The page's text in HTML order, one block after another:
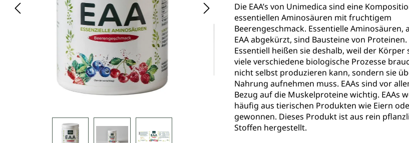
Die EAA’s von Unimedica sind eine
essentiellen Aminosäuren mit fruchtigem
Beerengeschmack. Essentielle Aminosäuren,
EAA abgekürzt, sind Bausteine von Proteinen.
Essentiell heißen sie deshalb, weil der Körper
viele verschiedene biologische Prozesse
nicht selbst produzieren kann, sondern sie
Nahrung aufnehmen muss. EAAs sind vor
Bezug auf die Muskelproteine wichtig. EAAs
häufig aus tierischen Produkten wie Eiern
gewonnen. Dieses Produkt ist aus rein
Stoffen hergestellt.